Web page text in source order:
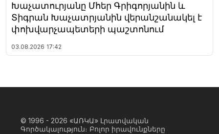
Խաչատուրյանը Մհեր Գրիգորյանին և
Տիգրան Խաչատրյանին վերանշանակել է
փոխվարչապետերի պաշտոնում
03.08.2026 17:42
© 1996 - 2026 «ԱՌԿԱ» Լրատվական
Գործակալություն։ Բոլոր իրավունքները